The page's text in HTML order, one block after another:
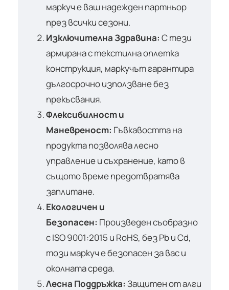
маркуч е ваш надежден партньор
през всички сезони.
Изключителна Здравина: С тези
армирана с текстилна оплетка
конструкция, маркучът гарантира
дългосрочно използване без
прекъсвания.
Флексибилност и
Маневреност: Гъвкавостта на
продукта позволява лесно
управление и съхранение, като в
същото време предотвратява
заплитане.
Екологичен и
Безопасен: Произведен съобразно
с ISO 9001:2015 и RoHS, без Pb и Cd,
този маркуч е безопасен за вас и
околната среда.
Лесна Поддръжка: Защитен от алги